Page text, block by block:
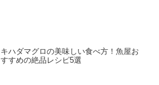
キハダマグロの美味しい食べ方！魚屋お
すすめの絶品レシピ5選